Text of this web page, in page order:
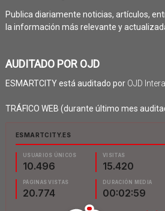
Publica diariamente noticias, artículos,
la información más relevante y
AUDITADO POR OJD
ESMARTCITY está auditado por OJD
TRÁFICO WEB (durante último mes